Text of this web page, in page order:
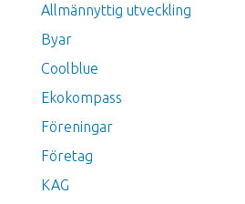
Allmännyttig utveckling
Byar
Coolblue
Ekokompass
Föreningar
Företag
KAG